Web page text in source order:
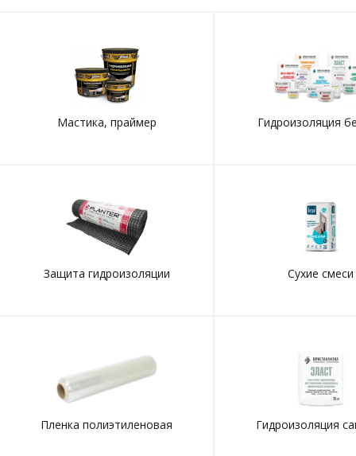
Мастика, праймер Гидроизоляция
Защита гидроизоляции Сухие смеси
Пленка полиэтиленовая Гидроизоляция